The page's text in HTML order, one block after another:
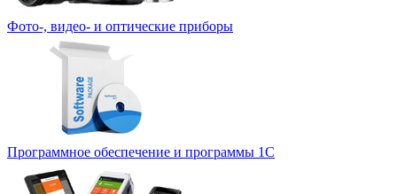
Фото-, видео- и оптические приборы
Программное обеспечение и программы 1С